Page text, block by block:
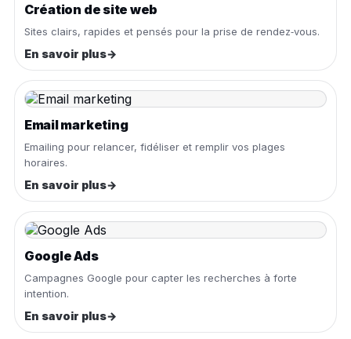
Création de site web
Sites clairs, rapides et pensés pour la prise de rendez‑vous.
En savoir plus→
Email marketing
Emailing pour relancer, fidéliser et remplir vos plages
horaires.
En savoir plus→
Google Ads
Campagnes Google pour capter les recherches à forte
intention.
En savoir plus→